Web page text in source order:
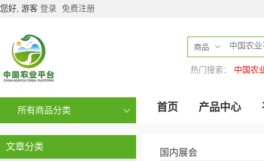
您好, 游客 登录 免费注册
商品
热门搜索： 中国农
所有商品分类 首页 产品中心
文章分类
国内展会